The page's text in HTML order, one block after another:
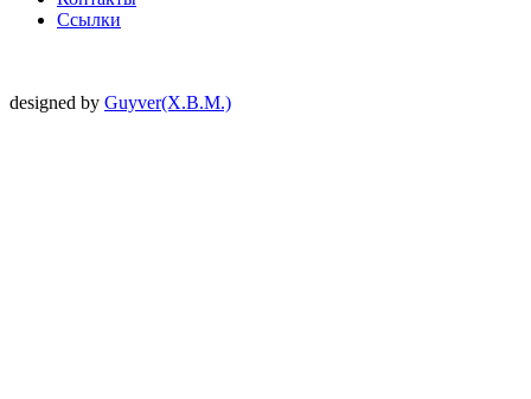
Ссылки
designed by Guyver(X.B.M.)